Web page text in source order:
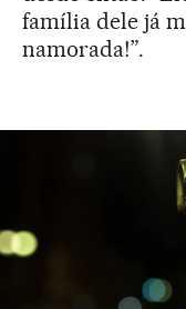
família dele já
namorada!”.